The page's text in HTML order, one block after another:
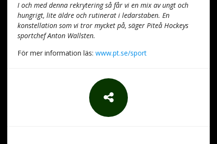
I och med denna rekrytering så får vi en mix av ungt och
hungrigt, lite äldre och rutinerat i ledarstaben. En
konstellation som vi tror mycket på, säger Piteå Hockeys
sportchef Anton Wallsten.
För mer information läs: www.pt.se/sport